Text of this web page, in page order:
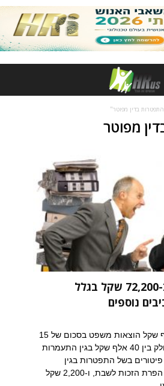
בדין מפוטר"
מפוטר
מעסיק יפצה עובדת ב-72,200 שקל בגלל
נוספים
בנוסף ישלם המעסיק 15 אלף שקל הוצאות משפט בסכום של 15
אלף שקל; סכום הפיצוי מתחלק בין 40 אלף שקל בגין התעמרות
פיצויי פיטורים בשל התפטרות בגין
מפוטרת, 20 אלף שקל בגלל הפרת הזכות לשבת, ו-2,200 שקל